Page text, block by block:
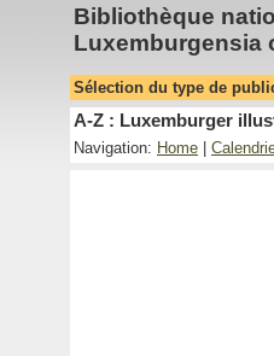
Bibliothèque
Luxemburgensia
Sélection du type de
A-Z : Luxemburger
Navigation: Home